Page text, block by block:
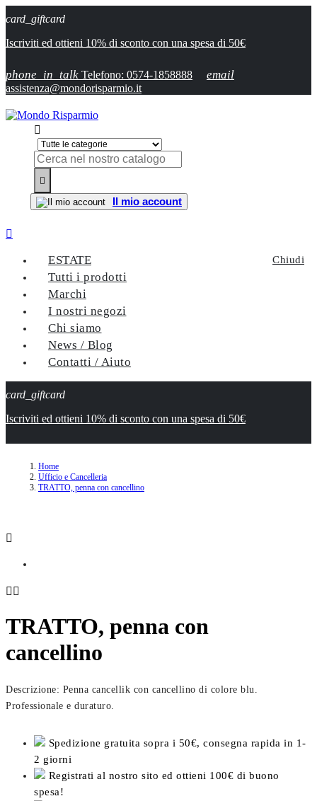
card_giftcard
Iscriviti ed ottieni 10% di sconto con una spesa di 50€
phone_in_talk Telefono: 0574-1858888 email
assistenza@mondorisparmio.it


Il mio account

Chiudi
ESTATE
Tutti i prodotti
Marchi
I nostri negozi
Chi siamo
News / Blog
Contatti / Aiuto
card_giftcard
Iscriviti ed ottieni 10% di sconto con una spesa di 50€
Home
Ufficio e Cancelleria
TRATTO, penna con cancellino

 
TRATTO, penna con
cancellino
Descrizione: Penna cancellik con cancellino di colore blu.
Professionale e duraturo.
Spedizione gratuita sopra i 50€, consegna rapida in 1-
2 giorni
Registrati al nostro sito ed ottieni 100€ di buono
spesa!